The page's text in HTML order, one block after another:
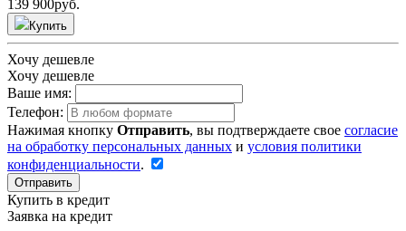
139 900руб.
Купить
Хочу дешевле
Хочу дешевле
Ваше имя:
Телефон:
Нажимая кнопку Отправить, вы подтверждаете свое согласие
на обработку персональных данных и условия политики
конфиденциальности.
Отправить
Купить в кредит
Заявка на кредит